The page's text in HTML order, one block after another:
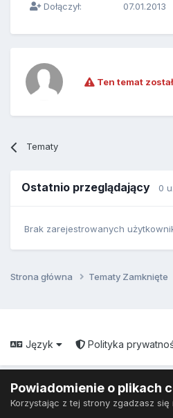
Dołączył:
07.01.2013
Ten temat
Tematy
Ostatnio przeglądający 0
Brak zarejestrowanych
Strona główna Tematy Zamknięte
Język Polityka
Powiadomienie o plikach
Korzystając z tej strony zgadzasz się